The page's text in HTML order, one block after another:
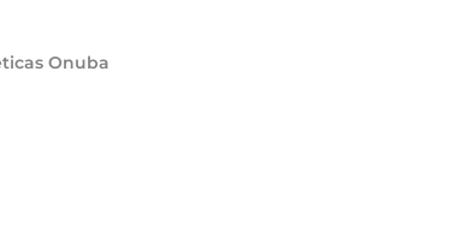
Onuba